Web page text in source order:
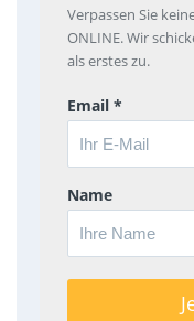
Verpassen Sie
ONLINE. Wir
als erstes zu.
Email *
Name